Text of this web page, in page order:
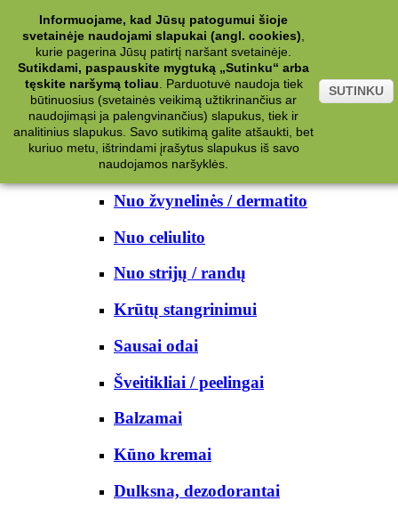
Kategorijos
Kosmetika
Kūno priežiūrai
Nuo prakaito
Kūno prausikliai
Nuo žvynelinės / dermatito
Nuo celiulito
Nuo strijų / randų
Krūtų stangrinimui
Sausai odai
Šveitikliai / peelingai
Balzamai
Kūno kremai
Dulksna, dezodorantai
Informuojame, kad Jūsų patogumui šioje
svetainėje naudojami slapukai (angl. cookies)
kurie pagerina Jūsų patirtį naršant svetainėje.
Sutikdami, paspauskite mygtuką „Sutinku“ arba
tęskite naršymą toliau
Parduotuvė naudoja tiek
būtinuosius (svetainės veikimą užtikrinančius ar
naudojimąsi ja palengvinančius) slapukus, tiek ir
analitinius slapukus. Savo sutikimą galite atšaukti, bet
kuriuo metu, ištrindami įrašytus slapukus iš savo
naudojamos naršyklės.
SUTINKU